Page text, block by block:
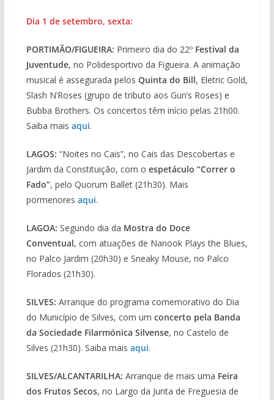
Dia 1 de setembro, sexta:
PORTIMÃO/FIGUEIRA: Primeiro dia do 22ºFestival da
Juventude, no Polidesportivo da Figueira. A animação
musical é assegurada pelos Quinta do Bill, Eletric Gold,
Slash N’Roses (grupo de tributo aos Gun’s Roses) e
Bubba Brothers. Os concertos têm início pelas 21h00.
Saiba mais aqui.
LAGOS: “Noites no Cais”, no Cais das Descobertas e
Jardim da Constituição, com o espetáculo “Correr o
Fado”, pelo Quorum Ballet (21h30). Mais
pormenores aqui.
LAGOA: Segundo dia da Mostra do Doce
Conventual, com atuações de Nanook Plays the Blues,
no Palco Jardim (20h30) e Sneaky Mouse, no Palco
Florados (21h30).
SILVES: Arranque do programa comemorativo do Dia
do Município de Silves, com um concerto pela Banda
da Sociedade Filarmónica Silvense, no Castelo de
Silves (21h30). Saiba mais aqui.
SILVES/ALCANTARILHA: Arranque de mais uma Feira
dos Frutos Secos, no Largo da Junta de Freguesia de